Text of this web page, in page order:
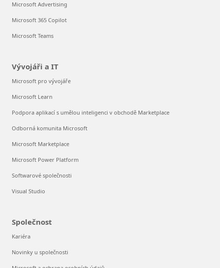
Microsoft Advertising
Microsoft 365 Copilot
Microsoft Teams
Vývojáři a IT
Microsoft pro vývojáře
Microsoft Learn
Podpora aplikací s umělou inteligenci v obchodě Marketplace
Odborná komunita Microsoft
Microsoft Marketplace
Microsoft Power Platform
Softwarové společnosti
Visual Studio
Společnost
Kariéra
Novinky u společnosti